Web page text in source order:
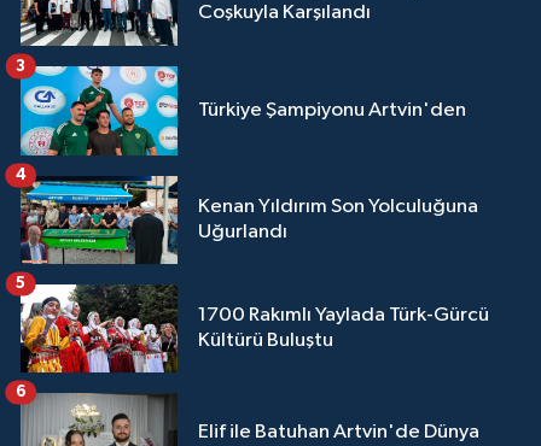
Coşkuyla Karşılandı
Türkiye Şampiyonu Artvin'den
3
Kenan Yıldırım Son Yolculuğuna
Uğurlandı
4
1700 Rakımlı Yaylada Türk-Gürcü
Kültürü Buluştu
5
Elif ile Batuhan Artvin'de Dünya
6